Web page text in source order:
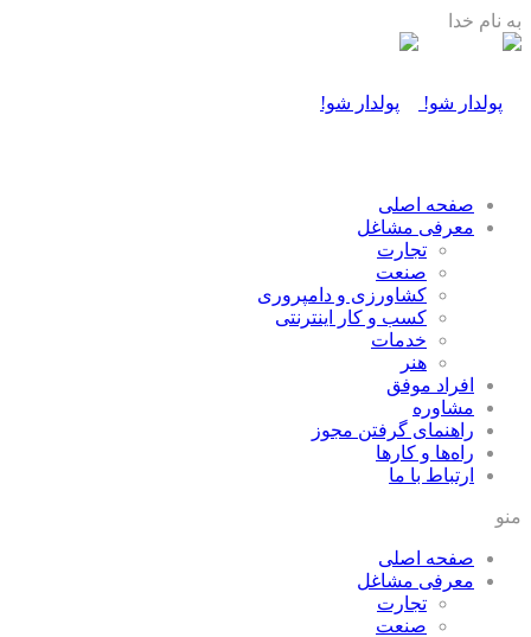
به نام خدا
صفحه اصلی
معرفی مشاغل
تجارت
صنعت
كشاورزی و دامپروری
كسب و كار اينترنتی
خدمات
هنر
افراد موفق
مشاوره
راهنمای گرفتن مجوز
راه‌ها و كارها
ارتباط با ما
منو
صفحه اصلی
معرفی مشاغل
تجارت
صنعت